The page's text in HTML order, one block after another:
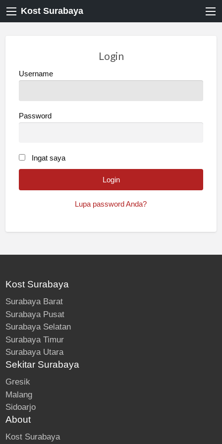
Kost Surabaya
Login
Username
Password
Ingat saya
Lupa password Anda?
Kost Surabaya
Surabaya Barat
Surabaya Pusat
Surabaya Selatan
Surabaya Timur
Surabaya Utara
Sekitar Surabaya
Gresik
Malang
Sidoarjo
About
Kost Surabaya